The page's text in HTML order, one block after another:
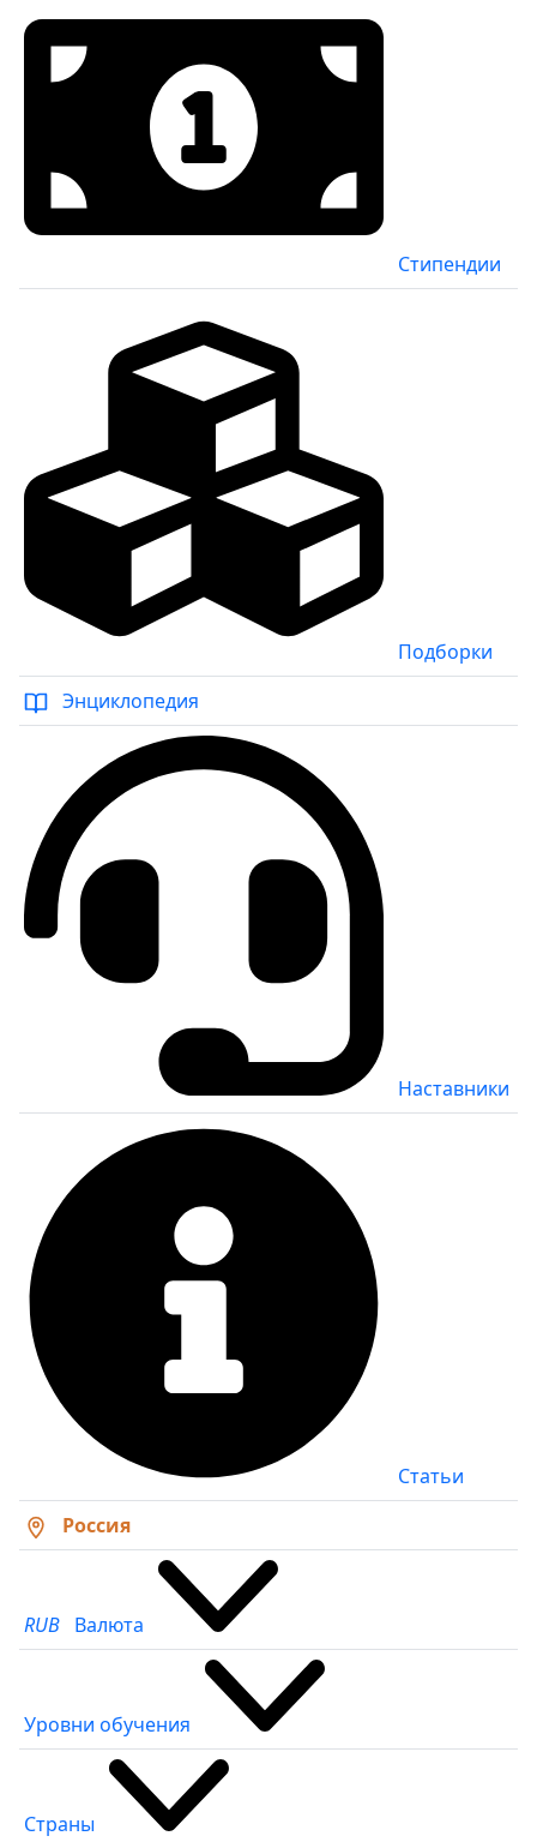
Стипендии
Подборки
Энциклопедия
Наставники
Статьи
Россия
RUB Валюта
Уровни обучения
Страны